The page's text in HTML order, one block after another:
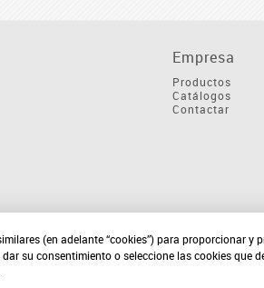
Empresa
Productos
Catálogos
Contactar
(en adelante “cookies”) para proporcionar y
su consentimiento o seleccione las cookies que